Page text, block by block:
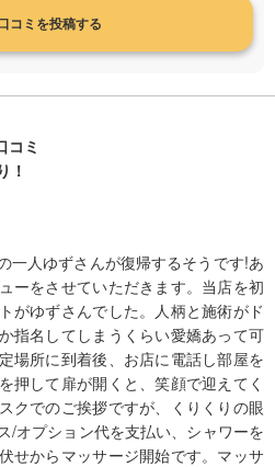
コミを投稿する
コミ
！
一人ゆずさんが復帰するそうです!あ
ーをさせていただきます。当店を初
がゆずさんでした。人柄と施術がド
指名してしまうくらい愛嬌あって可
場所に到着後、お店に電話し部屋を
押して扉が開くと、笑顔で迎えてく
クでのご挨拶ですが、くりくりの眼
/オプション代を支払い、シャワーを
せからマッサージ開始です。マッサ